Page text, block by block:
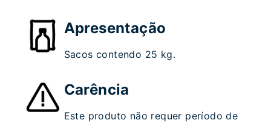
Apresentação
Sacos contendo 25 kg.
Carência
Este produto não requer período de